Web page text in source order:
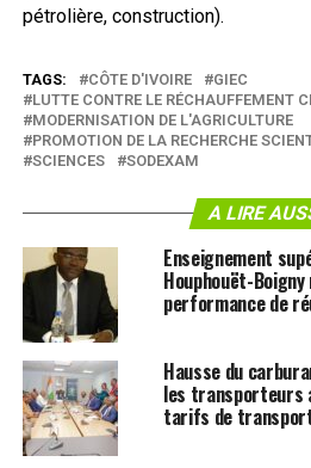
pétrolière, construction).
TAGS: CÔTE D'IVOIRE
GIEC
LUTTE CONTRE LE RÉCHAUFFEMENT
MODERNISATION DE L'AGRICULTURE
PROMOTION DE LA RECHERCHE
SCIENCES
SODEXAM
A LIRE
Enseignement
Houphouët-
performance de
Hausse du
les transporteurs
tarifs de